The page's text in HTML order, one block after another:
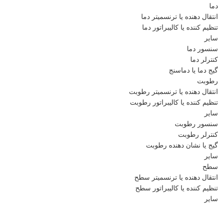
دما
انتقال دهنده یا ترنسمیتر دما
تنظیم کننده یا کالیبراتور دما
سایر
سنسور دما
کنترلر دما
گیج دما یا دماسنج
رطوبت
انتقال دهنده یا ترنسمیتر رطوبت
تنظیم کننده یا کالیبراتور رطوبت
سایر
سنسور رطوبت
کنترلر رطوبت
گیج یا نشان دهنده رطوبت
سایر
سطح
انتقال دهنده یا ترنسمیتر سطح
تنظیم کننده یا کالیبراتور سطح
سایر